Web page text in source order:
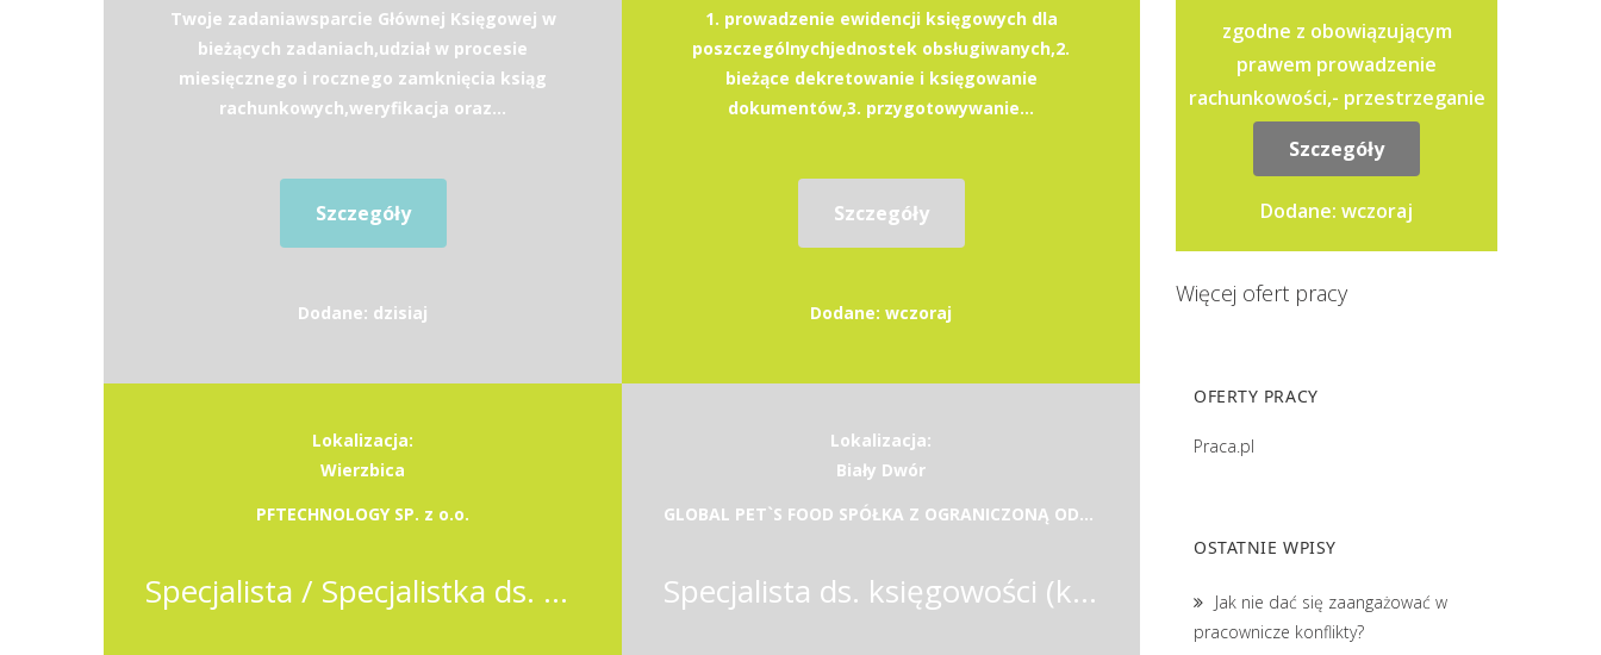
Twoje zadaniawsparcie Głównej Księgowej w
bieżących zadaniach,udział w procesie
miesięcznego i rocznego zamknięcia ksiąg
rachunkowych,weryfikacja oraz...
Szczegóły
Dodane: dzisiaj
1. prowadzenie ewidencji księgowych dla
poszczególnychjednostek obsługiwanych,2.
bieżące dekretowanie i księgowanie
dokumentów,3. przygotowywanie...
Szczegóły
Dodane: wczoraj
Lokalizacja:
Wierzbica
PFTECHNOLOGY SP. z o.o.
Specjalista / Specjalistka ds. Księgowości
Lokalizacja:
Biały Dwór
GLOBAL PET`S FOOD SPÓŁKA Z OGRANICZONĄ ODPOWIEDZIALNOŚCIĄ
Specjalista ds. księgowości (k/m)
zgodne z obowiązującym
prawem prowadzenie
rachunkowości,- przestrzeganie
dyscypliny finansów
publicznych,- sporządzenie
bilansu,- prowadzenie...
Szczegóły
Dodane: wczoraj
Więcej ofert pracy
OFERTY PRACY
Praca.pl
OSTATNIE WPISY
Jak nie dać się zaangażować w
pracownicze konflikty?